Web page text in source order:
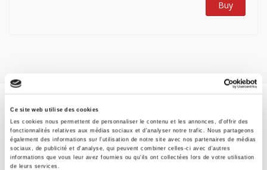
Ce site web utilise des cookies
Les cookies nous permettent de personnaliser le contenu et les annonces, d'offrir des
fonctionnalités relatives aux médias sociaux et d'analyser notre trafic. Nous partageons
également des informations sur l'utilisation de notre site avec nos partenaires de médias
sociaux, de publicité et d'analyse, qui peuvent combiner celles-ci avec d'autres
informations que vous leur avez fournies ou qu'ils ont collectées lors de votre utilisation
de leurs services.
Buy
Specifications
Formats